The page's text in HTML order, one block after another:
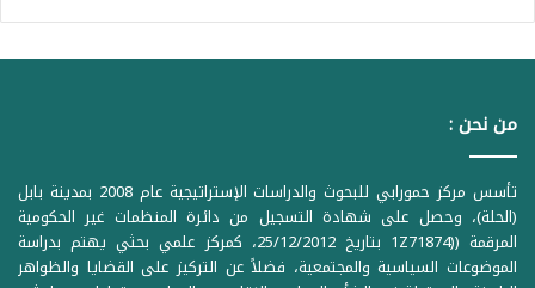
من نحن :
تأسس مركز حمورابي للبحوث والدراسات الإستراتيجية عام 2008 بمدينة بابل
(الحلة)، وحصل على شهادة التسجيل من دائرة المنظمات غير الحكومية
المرقمة ((1Z71874 بتاريخ 25/12/2012، كمركز علمي بحثي يهتم بدراسة
الموضوعات السياسية والمجتمعية، فضلاً عن التركيز على القضايا والظواهر